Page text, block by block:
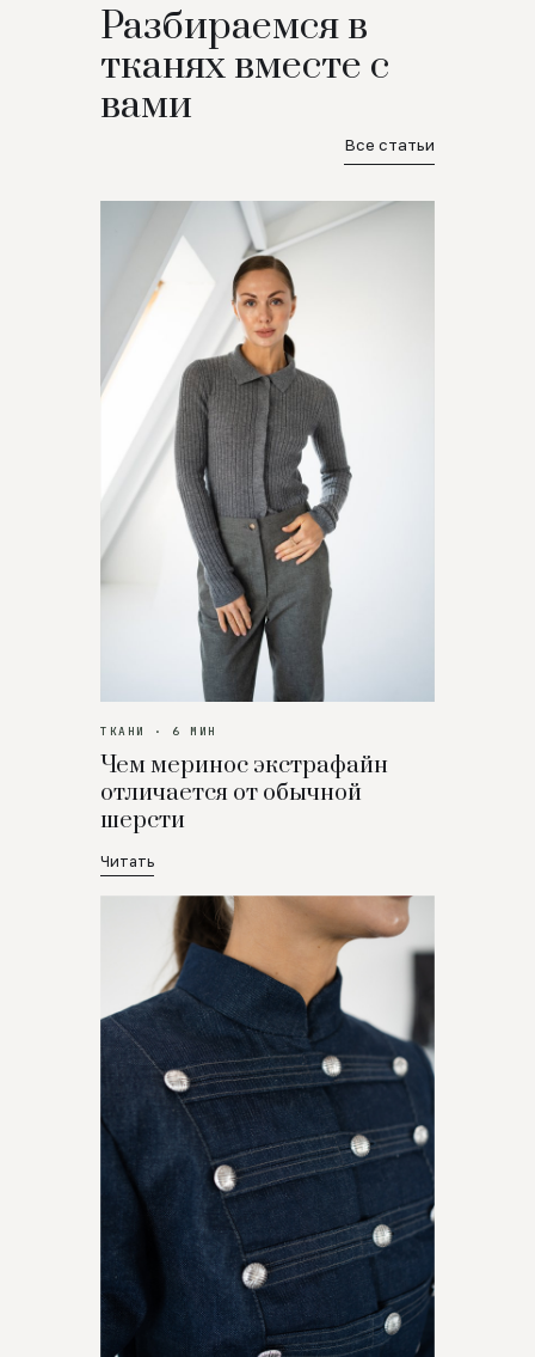
Разбираемся в
тканях вместе с
вами
Все статьи
ТКАНИ · 6 МИН
Чем меринос экстрафайн
отличается от обычной
шерсти
Читать